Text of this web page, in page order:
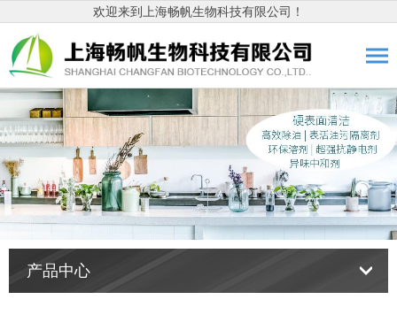
欢迎来到上海畅帆生物科技有限公司！
产品中心